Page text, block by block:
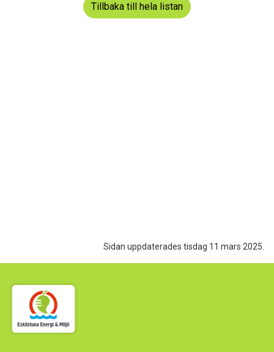
Tillbaka till hela listan
Sidan uppdaterades tisdag 11 mars 2025.